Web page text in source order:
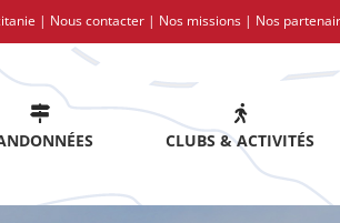
| Nous contacter | Nos missions | Nos
CLUBS & ACTIVITÉS